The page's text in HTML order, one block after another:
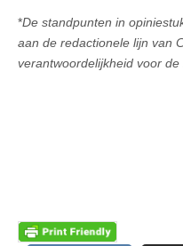
*De standpunten in
aan de redactionele lijn van
verantwoordelijkheid voor